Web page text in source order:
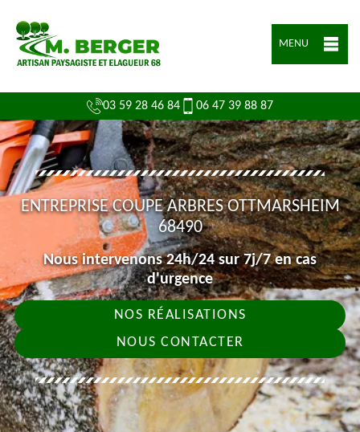
MENU
03 59 28 46 84 06 47 39 88 87
ENTREPRISE COUPE ARBRES OTTMARSHEIM
68490
Nous intervenons 24h/24 sur 7j/7 en cas
d'urgence
NOS RÉALISATIONS
NOUS CONTACTER